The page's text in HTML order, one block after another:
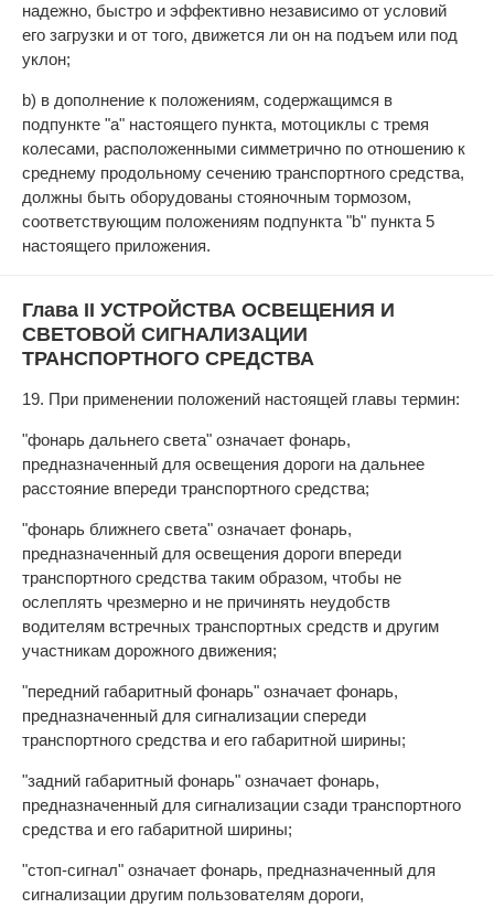
надежно, быстро и эффективно независимо от условий
его загрузки и от того, движется ли он на подъем или под
уклон;
b) в дополнение к положениям, содержащимся в
подпункте "а" настоящего пункта, мотоциклы с тремя
колесами, расположенными симметрично по отношению к
среднему продольному сечению транспортного средства,
должны быть оборудованы стояночным тормозом,
соответствующим положениям подпункта "b" пункта 5
настоящего приложения.
Глава II УСТРОЙСТВА ОСВЕЩЕНИЯ И
СВЕТОВОЙ СИГНАЛИЗАЦИИ
ТРАНСПОРТНОГО СРЕДСТВА
19. При применении положений настоящей главы термин:
"фонарь дальнего света" означает фонарь,
предназначенный для освещения дороги на дальнее
расстояние впереди транспортного средства;
"фонарь ближнего света" означает фонарь,
предназначенный для освещения дороги впереди
транспортного средства таким образом, чтобы не
ослеплять чрезмерно и не причинять неудобств
водителям встречных транспортных средств и другим
участникам дорожного движения;
"передний габаритный фонарь" означает фонарь,
предназначенный для сигнализации спереди
транспортного средства и его габаритной ширины;
"задний габаритный фонарь" означает фонарь,
предназначенный для сигнализации сзади транспортного
средства и его габаритной ширины;
"стоп-сигнал" означает фонарь, предназначенный для
сигнализации другим пользователям дороги,